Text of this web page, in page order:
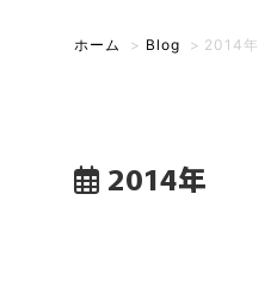
ホーム > Blog > 2014年
2014年